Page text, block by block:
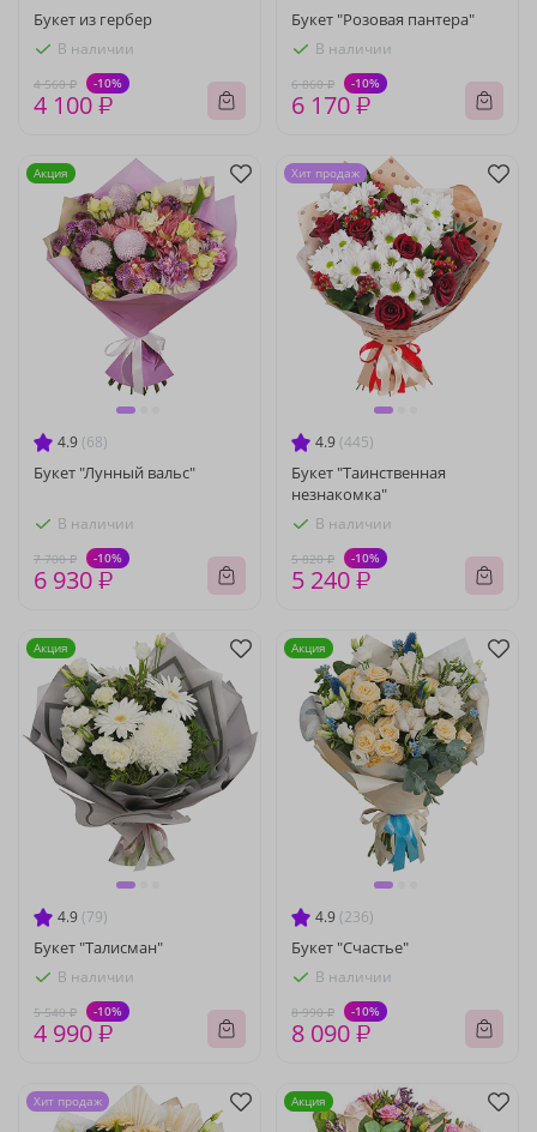
Букет из гербер
В наличии
4 560 ₽ -10%
4 100 ₽
Букет "Розовая пантера"
В наличии
6 860 ₽ -10%
6 170 ₽
4.9 (68)
Букет "Лунный вальс"
В наличии
7 700 ₽ -10%
6 930 ₽
Акция
4.9 (445)
Букет "Таинственная
незнакомка"
В наличии
5 820 ₽ -10%
5 240 ₽
Хит продаж
4.9 (79)
Букет "Талисман"
В наличии
5 540 ₽ -10%
4 990 ₽
Акция
4.9 (236)
Букет "Счастье"
В наличии
8 990 ₽ -10%
8 090 ₽
Акция
Хит продаж Акция